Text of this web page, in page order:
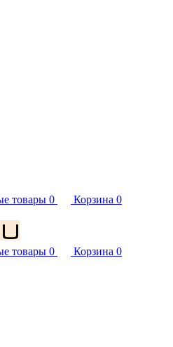
товары 0 Корзина 0
товары 0 Корзина 0